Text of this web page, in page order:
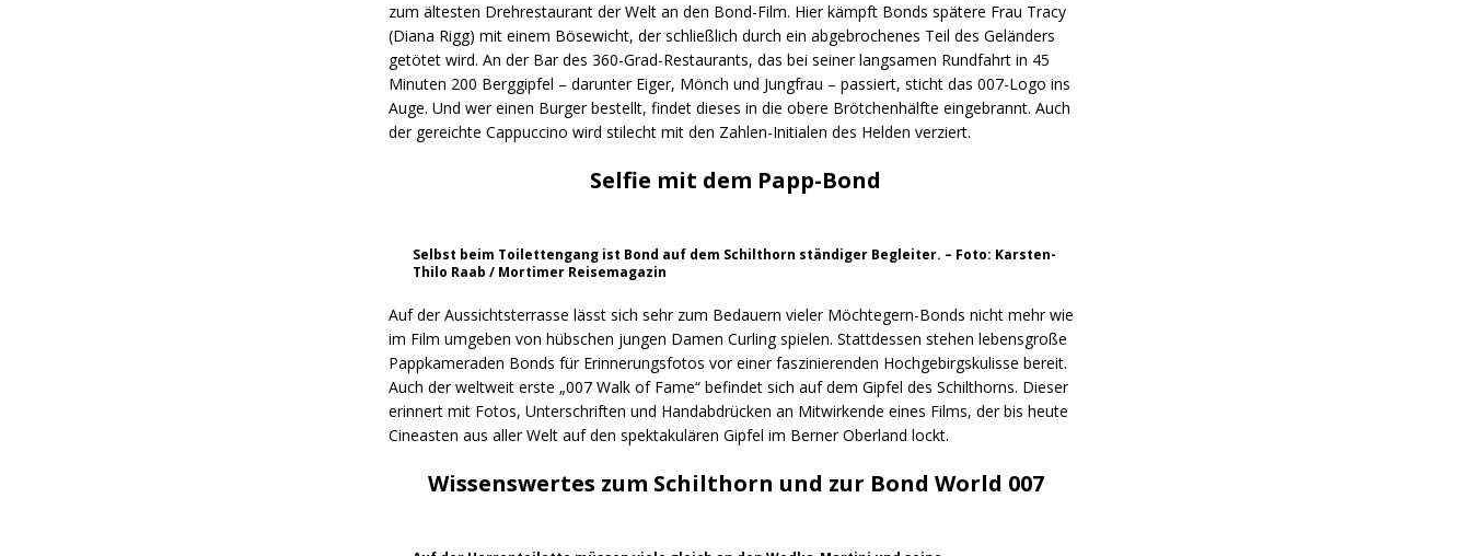
zum ältesten Drehrestaurant der Welt an den Bond-Film. Hier kämpft Bonds spätere Frau Tracy
(Diana Rigg) mit einem Bösewicht, der schließlich durch ein abgebrochenes Teil des Geländers
getötet wird. An der Bar des 360-Grad-Restaurants, das bei seiner langsamen Rundfahrt in 45
Minuten 200 Berggipfel – darunter Eiger, Mönch und Jungfrau – passiert, sticht das 007-Logo ins
Auge. Und wer einen Burger bestellt, findet dieses in die obere Brötchenhälfte eingebrannt. Auch
der gereichte Cappuccino wird stilecht mit den Zahlen-Initialen des Helden verziert.
Selfie mit dem Papp-Bond
Selbst beim Toilettengang ist Bond auf dem Schilthorn ständiger Begleiter. – Foto: Karsten-
Thilo Raab / Mortimer Reisemagazin
Auf der Aussichtsterrasse lässt sich sehr zum Bedauern vieler Möchtegern-Bonds nicht mehr wie
im Film umgeben von hübschen jungen Damen Curling spielen. Stattdessen stehen lebensgroße
Pappkameraden Bonds für Erinnerungsfotos vor einer faszinierenden Hochgebirgskulisse bereit.
Auch der weltweit erste „007 Walk of Fame“ befindet sich auf dem Gipfel des Schilthorns. Dieser
erinnert mit Fotos, Unterschriften und Handabdrücken an Mitwirkende eines Films, der bis heute
Cineasten aus aller Welt auf den spektakulären Gipfel im Berner Oberland lockt.
Wissenswertes zum Schilthorn und zur Bond World 007